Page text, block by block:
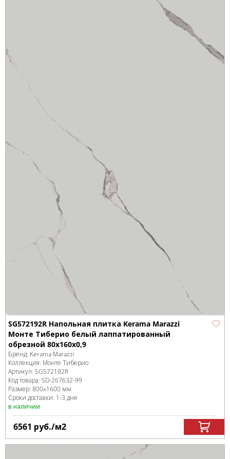
SG572192R Напольная плитка Kerama Marazzi
Монте Тиберио белый лаппатированный
обрезной 80x160x0,9
Бренд: Kerama Marazzi
Коллекция: Монте Тиберио
Артикул: SG572192R
Код товара: SD-267632-99
Размер: 800x1600 мм
Сроки доставки: 1-3 дня
в наличии
6561 руб./м2